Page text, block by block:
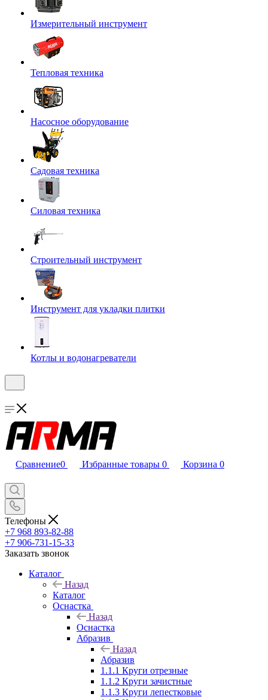
Измерительный инструмент
Тепловая техника
Насосное оборудование
Садовая техника
Силовая техника
Строительный инструмент
Инструмент для укладки плитки
Котлы и водонагреватели
Сравнение0 Избранные товары 0 Корзина 0
Телефоны
+7 968 893-82-88
+7 906-731-15-33
Заказать звонок
Каталог
Назад
Каталог
Оснастка
Назад
Оснастка
Абразив
Назад
Абразив
1.1.1 Круги отрезные
1.1.2 Круги зачистные
1.1.3 Круги лепестковые